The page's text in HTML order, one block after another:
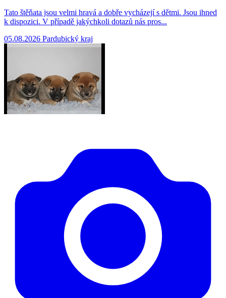
Tato štěňata jsou velmi hravá a dobře vycházejí s dětmi. Jsou ihned
k dispozici. V případě jakýchkoli dotazů nás pros...
05.08.2026 Pardubický kraj